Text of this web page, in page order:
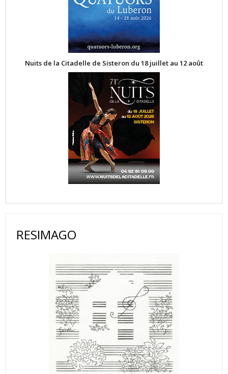
Nuits de la Citadelle de Sisteron du 18 juillet au 12 août
RESIMAGO